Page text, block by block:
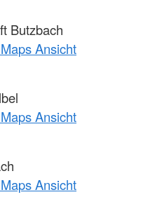
Butzbach
Ansicht
Ansicht
Ansicht